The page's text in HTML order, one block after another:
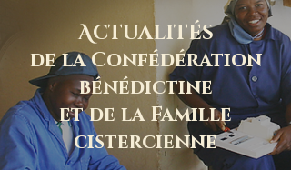
ACTUALITÉS
de la Confédération
bénédictine
et de la Famille
cistercienne